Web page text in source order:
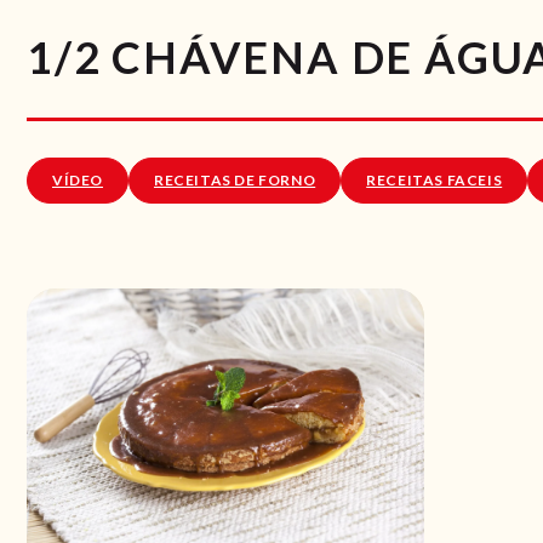
1/2 CHÁVENA DE
VÍDEO RECEITAS DE FORNO RECEITAS FACEIS